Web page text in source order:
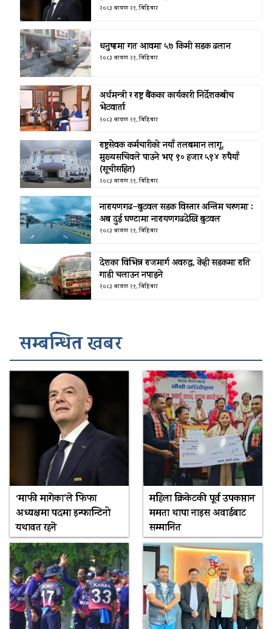
२०८३ श्रावण २१, बिहिबार
धनुषामा गत आवमा ५७ किमी सडक ढलान
२०८३ श्रावण २१, बिहिबार
अर्थमन्त्री र राष्ट्र बैंकका कार्यकारी निर्देशकबीच
भेटवार्ता
२०८३ श्रावण २१, बिहिबार
राष्ट्रसेवक कर्मचारीको नयाँ तलबमान लागू,
मुख्यसचिवले पाउने भए ९० हजार ५९४ रुपैयाँ
(सूचीसहित)
२०८३ श्रावण २१, बिहिबार
नारायणगढ–बुटवल सडक विस्तार अन्तिम चरणमा :
अब दुई घण्टामा नारायणगढदेखि बुटवल
२०८३ श्रावण २१, बिहिबार
देशका विभिन्न राजमार्ग अवरुद्ध, केही सडकमा राति
गाडी चलाउन नपाइने
२०८३ श्रावण २१, बिहिबार
सम्बन्धित खबर
‘माफी मागेका’ले फिफा
अध्यक्षमा पदमा इन्फान्टिनो
यथावत रहने
महिला क्रिकेटकी पूर्व उपकप्तान
ममता थापा नाइस अवार्डबाट
सम्मानित